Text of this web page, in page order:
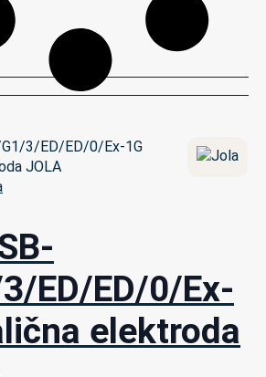
ED/ED/0/Ex-
elektroda